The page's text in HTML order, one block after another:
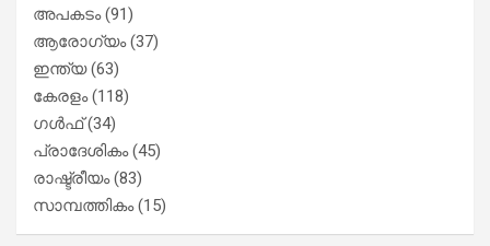
അപകടം(91)
ആരോഗ്യം(37)
ഇന്ത്യ(63)
കേരളം(118)
ഗൾഫ്(34)
പ്രാദേശികം(45)
രാഷ്ട്രീയം(83)
സാമ്പത്തികം(15)